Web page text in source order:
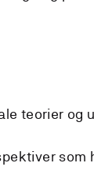
teorier og
som